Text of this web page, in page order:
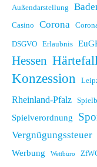
Außendarstellung
Casino Corona
DSGVO Erlaubnis
Hessen
Konzession
Rheinland-Pfalz
Spielverordnung
Vergnügungssteuer
Werbung Wettbüro